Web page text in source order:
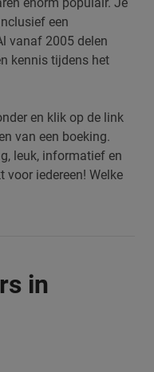
een
vanaf 2005 delen
kennis tijdens het
en klik op de link
van een boeking.
leuk, informatief en
iedereen! Welke
in